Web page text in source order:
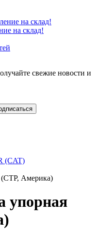
на склад!
свежие новости и
(CAT)
Америка)
упорная